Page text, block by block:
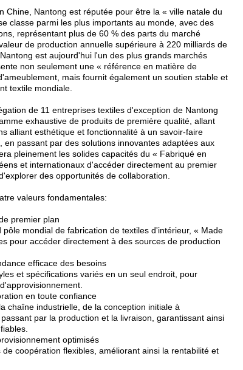
Chine, Nantong est réputée pour être la « ville natale du
classe parmi les plus importants au monde, avec des
représentant plus de 60 % des parts du marché
de production annuelle supérieure à 220 milliards de
est aujourd'hui l'un des plus grands marchés
non seulement une « référence en matière de
mais fournit également un soutien stable et
textile mondiale.
de 11 entreprises textiles d'exception de Nantong
exhaustive de produits de première qualité, allant
alliant esthétique et fonctionnalité à un savoir-faire
passant par des solutions innovantes adaptées aux
pleinement les solides capacités du « Fabriqué en
et internationaux d'accéder directement au premier
des opportunités de collaboration.
valeurs fondamentales:
premier plan
mondial de fabrication de textiles d'intérieur, « Made
pour accéder directement à des sources de production
efficace des besoins
et spécifications variés en un seul endroit, pour
en toute confiance
chaîne industrielle, de la conception initiale à
par la production et la livraison, garantissant ainsi
optimisés
coopération flexibles, améliorant ainsi la rentabilité et